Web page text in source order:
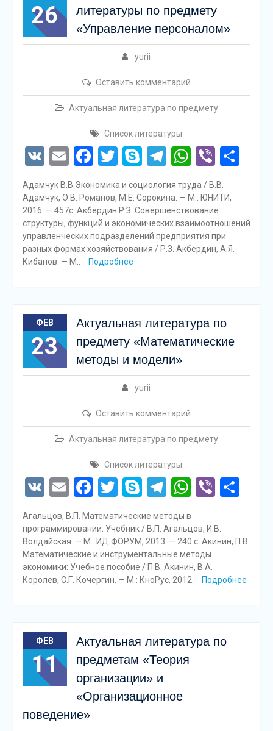
26
литературы по предмету
«Управление персоналом»
yurii
Оставить комментарий
Актуальная литература по предмету
Список литературы
VKEmailFacebook
Twitter
SkypeTelegram
Viber
Адамчук В.В.Экономика и социология труда / В.В.
Адамчук, О.В. Романов, М.Е. Сорокина. — М.: ЮНИТИ,
2016. — 457с. Акбердин Р.З. Совершенствование
структуры, функций и экономических взаимоотношений
управленческих подразделений предприятия при
разных формах хозяйствования / Р.З. Акбердин, А.Я.
Кибанов. — М.:
Подробнее
ФЕВ
23
Актуальная литература по
предмету «Математические
методы и модели»
yurii
Оставить комментарий
Актуальная литература по предмету
Список литературы
VKEmailFacebook
Twitter
SkypeTelegram
Viber
Агальцов, В.П. Математические методы в
программировании: Учебник / В.П. Агальцов, И.В.
Волдайская. — М.: ИД ФОРУМ, 2013. — 240 c. Акинин, П.В.
Математические и инструментальные методы
экономики: Учебное пособие / П.В. Акинин, В.А.
Королев, С.Г. Кочергин. — М.: КноРус, 2012.
Подробнее
ФЕВ
11
Актуальная литература по
предметам «Теория
организации» и
«Организационное
поведение»